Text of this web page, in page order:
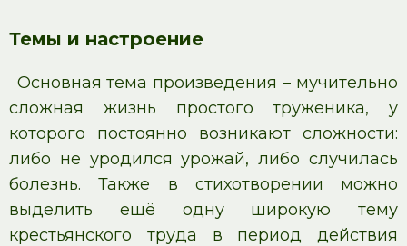
Темы и настроение
Основная тема произведения – мучительно
сложная жизнь простого труженика, у
которого постоянно возникают сложности:
либо не уродился урожай, либо случилась
болезнь. Также в стихотворении можно
выделить ещё одну широкую тему
крестьянского труда в период действия